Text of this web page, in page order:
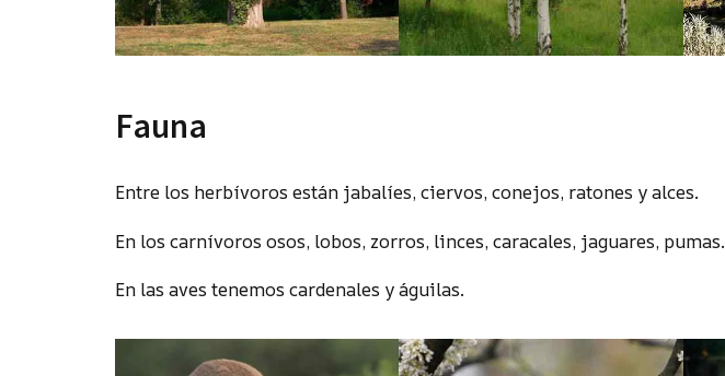
Fauna
Entre los herbívoros están jabalíes, ciervos, conejos, ratones y alces.
En los carnívoros osos, lobos, zorros, linces, caracales, jaguares, pumas.
En las aves tenemos cardenales y águilas.